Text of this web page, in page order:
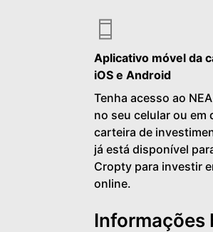
Aplicativo móvel da
iOS e Android
Tenha acesso ao
no seu celular ou em
carteira de
já está disponível
Cropty para investir
online.
Informações